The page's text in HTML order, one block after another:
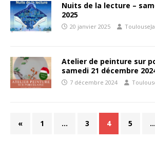
Nuits de la lecture –
2025
20 janvier 2025
Atelier de peinture sur
samedi 21 décembre
7 décembre 2024
« 1 … 3 4 5 …